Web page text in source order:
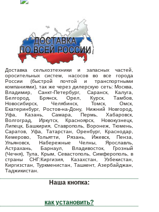
Доставка сельхозтехники и запасных частей,
оросительных систем, насосов во все города
России (быстрой почтой и транспортными
компаниями), так же через дилерскую сеть: Москва,
Владимир, Санкт-Петербург, Саранск, Калуга,
Белгород, Брянск, Орел, Курск, Тамбов,
Новосибирск, Челябинск, Томск, Омск,
Екатеринбург, Ростов-на-Дону, Нижний Новгород,
Уфа, Казань, Самара, Пермь, Хабаровск,
Волгоград, Иркутск, Красноярск, Новокузнецк,
Липецк, Башкирия, Ставрополь, Воронеж, Тюмень,
Саратов, Уфа, Татарстан, Оренбург, Краснодар,
Кемерово, Тольятти, Рязань, Ижевск, Пенза,
Ульяновск, Набережные Челны, Ярославль,
Астрахань, Барнаул, Владивосток, Грозный
(Чечня), Тула, Крым, Севастополь, Симферополь, в
страны СНГ:Киргизия, Казахстан, Узбекистан,
Киргизстан, Туркменистан, Ташкент, Азербайджан,
Таджикистан.
Наша кнопка:
как установить?